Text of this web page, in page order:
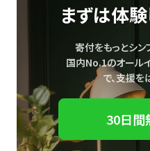
まずは体験
寄付をもっとシン
国内No.1のオール
で、支援を
30日間